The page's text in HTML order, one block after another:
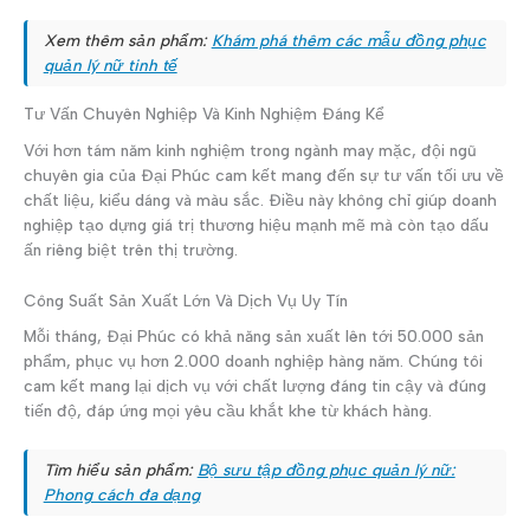
Xem thêm sản phẩm: Khám phá thêm các mẫu đồng phục
quản lý nữ tinh tế
Tư Vấn Chuyên Nghiệp Và Kinh Nghiệm Đáng Kể
Với hơn tám năm kinh nghiệm trong ngành may mặc, đội ngũ
chuyên gia của Đại Phúc cam kết mang đến sự tư vấn tối ưu về
chất liệu, kiểu dáng và màu sắc. Điều này không chỉ giúp doanh
nghiệp tạo dựng giá trị thương hiệu mạnh mẽ mà còn tạo dấu
ấn riêng biệt trên thị trường.
Công Suất Sản Xuất Lớn Và Dịch Vụ Uy Tín
Mỗi tháng, Đại Phúc có khả năng sản xuất lên tới 50.000 sản
phẩm, phục vụ hơn 2.000 doanh nghiệp hàng năm. Chúng tôi
cam kết mang lại dịch vụ với chất lượng đáng tin cậy và đúng
tiến độ, đáp ứng mọi yêu cầu khắt khe từ khách hàng.
Tìm hiểu sản phẩm: Bộ sưu tập đồng phục quản lý nữ:
Phong cách đa dạng